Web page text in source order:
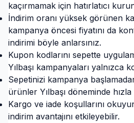
kaçırmamak için hatırlatıcı
İndirim oranı yüksek görünen
kampanya öncesi fiyatını da
indirimi böyle anlarsınız.
Kupon kodlarını sepette
Yılbaşı kampanyaları yalnızca
Sepetinizi kampanya
ürünler Yılbaşı döneminde
Kargo ve iade koşullarını
indirim avantajını etkileyebilir.